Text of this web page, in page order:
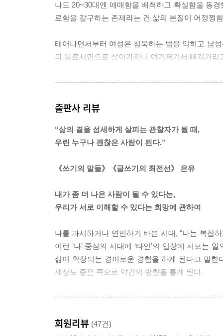
나도 20~30대엔 애매함을 배척하고 확실함을 동
료함을 갈구하는 존재라는 건 삶의 본질이 어정쩡
태어나면서부터 여성은 침묵하는 법을 익히고 남
과 동료시민으로 살아가자니 여기저기서 삐걱거
우리는 ‘생각보다’ 자신에 무지하고 자기와 서먹
되는 일. 연애가 그랬고 공부가 그랬다. 이전과 다
엄마처럼 폐 끼치는 상황을 두려워 말아야 하고
나의 평범했던 날들, 낮에는 흰 빨래가 걸리고 밤
고 낯선 이웃을 만나고 삶의 가치라는 내면의 등을
나 역시 처음 보는 사람을 대하는 삶의 기술을 배
과 혼돈의 시간을 치르며 공부하는 중이다. 얼마
출판사 리뷰
“삶의 결을 섬세하게 살피는 관찰자가 될 때,
우린 누구나 괜찮은 사람이 된다.”
《쓰기의 말들》《글쓰기의 최전선》 은유
내가 좀 더 나은 사람이 될 수 있다는,
우리가 서로 이해할 수 있다는 희망에 관하여
나를 과시하거나 연민하기 바쁜 시대, "나는 복잡
이런 ‘나’ 중심의 시대에 ‘타인’의 입장에 서보는
삶이 확장되는 경이로운 경험을 하게 된다고 말
세상도 좋은 쪽으로 약간의 방향을 틀게 된다.
이 책은 “글쓰기를 배우려다 인생을 배웠다”는
한 걸음 더 나아갔다. 은유의 말을 빌리자면 《다
회원리뷰 (47건)